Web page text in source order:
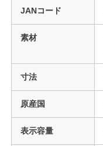
JANコード
素材
寸法
原産国
表示容量